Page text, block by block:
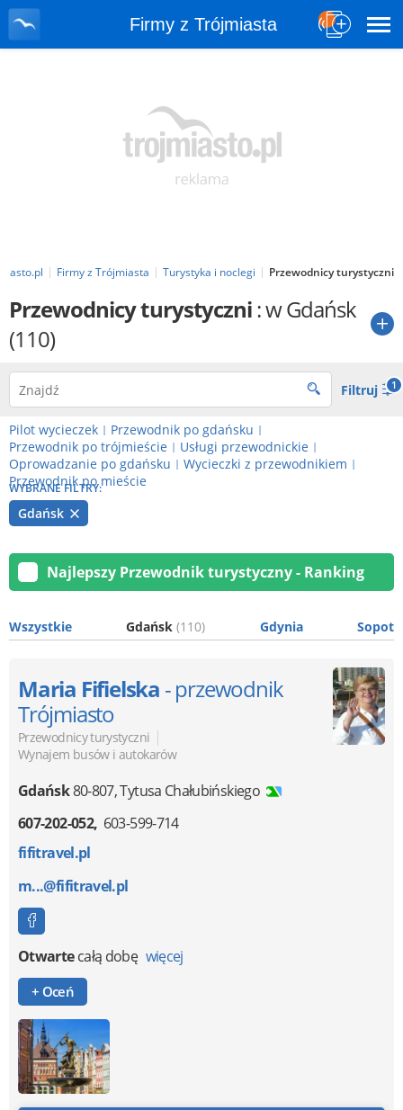
Firmy z Trójmiasta
Firmy z Trójmiasta Turystyka i noclegi Przewodnicy turystyczni
Przewodnicy turystyczni: w Gdańsk
(110)
Filtruj 1
Pilot wycieczek | Przewodnik po gdańsku |
Przewodnik po trójmieście | Usługi przewodnickie |
Oprowadzanie po gdańsku | Wycieczki z przewodnikiem |
Przewodnik po mieście
WYBRANE FILTRY:
Gdańsk
Najlepszy Przewodnik turystyczny - Ranking
Wszystkie Gdańsk(110) Gdynia Sopot
Maria Fifielska - przewodnik
Trójmiasto
Przewodnicy turystyczni |
Wynajem busów i autokarów
Gdańsk80-807,Tytusa Chałubińskiego
607-202-052 603-599-714
fifitravel.pl
m...@fifitravel.pl
Otwartecałą dobę więcej
+ Oceń